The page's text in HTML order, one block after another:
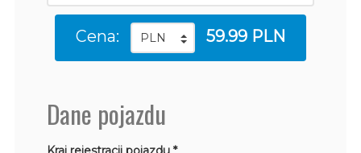
Cena: 59.99 PLN
Dane pojazdu